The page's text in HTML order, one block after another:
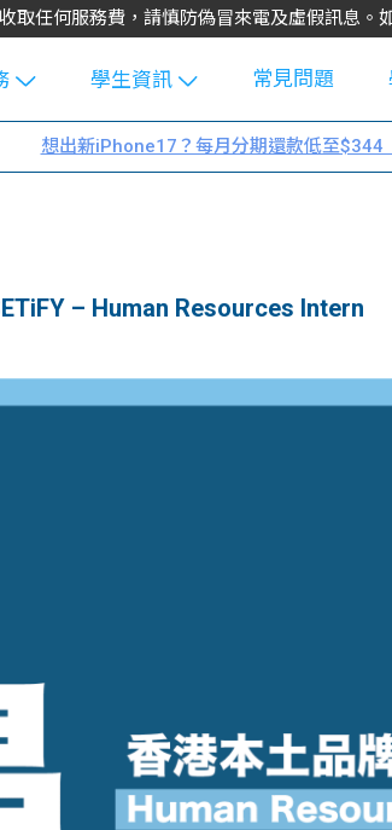
取任何服務費，請慎防偽冒來電及虛假訊息。
費
學生資訊
Blog
大專生筍
Exchang
常見問題
想出新iPhone17？每月分期還款低至$344
– Human Resources Intern